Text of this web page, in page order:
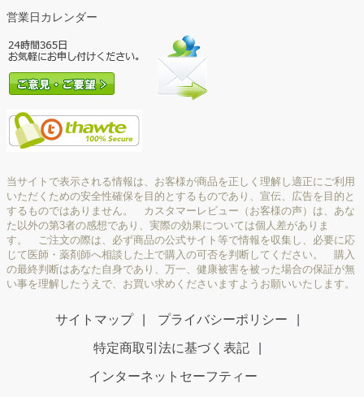
営業日カレンダー
当サイトで表示される情報は、お客様が商品を正しく理解し適正にご利用
いただくための安全性確保を目的とするものであり、宣伝、広告を目的と
するものではありません。 カスタマーレビュー（お客様の声）は、あな
た以外の第3者の感想であり、実際の効果については個人差がありま
す。 ご注文の際は、必ず商品の公式サイト等で情報を収集し、必要に応
じて医師・薬剤師へ相談した上で購入の可否を判断してください。 購入
の最終判断はあなた自身であり、万一、健康被害を被った場合の保証が無
い事を理解したうえで、お買い求めくださいますようお願いいたします。
サイトマップ プライバシーポリシー
特定商取引法に基づく表記
インターネットセーフティー